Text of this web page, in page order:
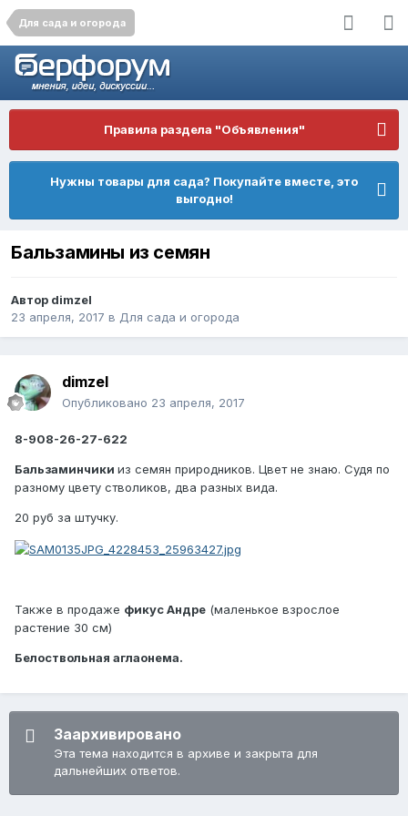
Для сада и огорода
Правила раздела "Объявления"
Нужны товары для сада? Покупайте вместе, это
выгодно!
Бальзамины из семян
Автор dimzel
23 апреля, 2017 в Для сада и огорода
dimzel
Опубликовано 23 апреля, 2017
8-908-26-27-622
Бальзаминчики из семян природников. Цвет не знаю. Судя по
разному цвету стволиков, два разных вида.
20 руб за штучку.
Также в продаже фикус Андре (маленькое взрослое
растение 30 см)
Белоствольная аглаонема.
Заархивировано
Эта тема находится в архиве и закрыта для
дальнейших ответов.